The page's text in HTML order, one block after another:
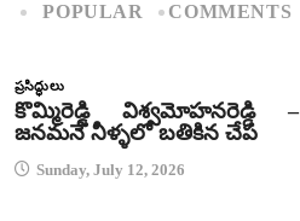
POPULAR COMMENTS
ప్రసిద్ధులు
కొమ్మిరెడ్డి విశ్వమోహనరెడ్డి –
జనమనే నీళ్ళలో బతికిన చేప
Sunday, July 12, 2026